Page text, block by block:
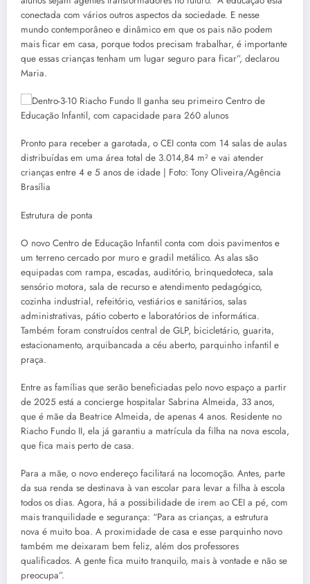
conectada com vários outros aspectos da sociedade. E nesse
mundo contemporâneo e dinâmico em que os pais não podem
mais ficar em casa, porque todos precisam trabalhar, é importante
que essas crianças tenham um lugar seguro para ficar”, declarou
Maria.
Pronto para receber a garotada, o CEI conta com 14 salas de aulas
distribuídas em uma área total de 3.014,84 m² e vai atender
crianças entre 4 e 5 anos de idade | Foto: Tony Oliveira/Agência
Brasília
Estrutura de ponta
O novo Centro de Educação Infantil conta com dois pavimentos e
um terreno cercado por muro e gradil metálico. As alas são
equipadas com rampa, escadas, auditório, brinquedoteca, sala
sensório motora, sala de recurso e atendimento pedagógico,
cozinha industrial, refeitório, vestiários e sanitários, salas
administrativas, pátio coberto e laboratórios de informática.
Também foram construídos central de GLP, bicicletário, guarita,
estacionamento, arquibancada a céu aberto, parquinho infantil e
praça.
Entre as famílias que serão beneficiadas pelo novo espaço a partir
de 2025 está a concierge hospitalar Sabrina Almeida, 33 anos,
que é mãe da Beatrice Almeida, de apenas 4 anos. Residente no
Riacho Fundo II, ela já garantiu a matrícula da filha na nova escola,
que fica mais perto de casa.
Para a mãe, o novo endereço facilitará na locomoção. Antes, parte
da sua renda se destinava à van escolar para levar a filha à escola
todos os dias. Agora, há a possibilidade de irem ao CEI a pé, com
mais tranquilidade e segurança: “Para as crianças, a estrutura
nova é muito boa. A proximidade de casa e esse parquinho novo
também me deixaram bem feliz, além dos professores
qualificados. A gente fica muito tranquilo, mais à vontade e não se
preocupa”.